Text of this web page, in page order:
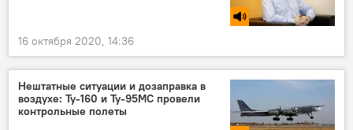
16 октября 2020, 14:36
Нештатные ситуации и дозаправка в
воздухе: Ту-160 и Ту-95МС провели
контрольные полеты